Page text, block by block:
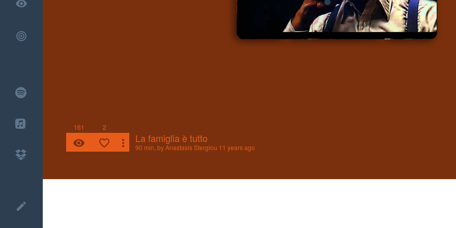
remove_red_eye
create
161
remove_red_eye
2
favorite_border more_vert La famiglia è tutto
90 min, byAnastasis Stergiou 11 years ago